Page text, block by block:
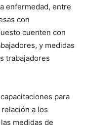
enfermedad, entre
con
cuenten con
y medidas
trabajadores
para
a los
medidas de